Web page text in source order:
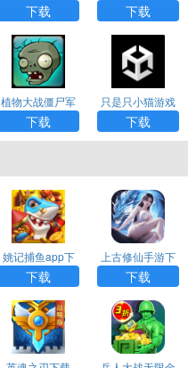
g）游戏APP下载
下载
载
下载
植物大战僵尸军
事版游戏APP下
载
下载
只是只小猫游戏
下载
下载
姚记捕鱼app下
载
下载
上古修仙手游下
载
下载